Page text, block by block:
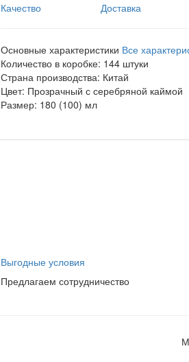
Качество Доставка
Основные характеристики Все
Количество в коробке: 144 штуки
Страна производства: Китай
Цвет: Прозрачный с серебряной каймой
Размер: 180 (100) мл
Выгодные условия
Предлагаем сотрудничество